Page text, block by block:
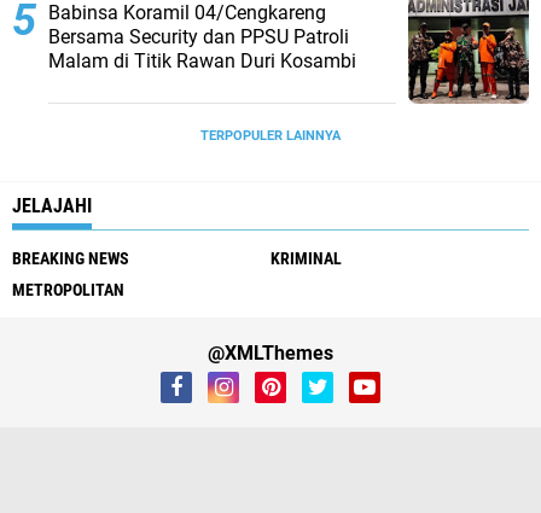
Babinsa Koramil 04/Cengkareng
Bersama Security dan PPSU Patroli
Malam di Titik Rawan Duri Kosambi
TERPOPULER LAINNYA
JELAJAHI
BREAKING NEWS
KRIMINAL
METROPOLITAN
@XMLThemes